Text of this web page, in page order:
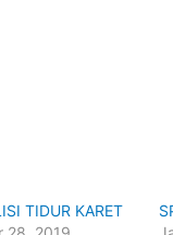
TIDUR KARET